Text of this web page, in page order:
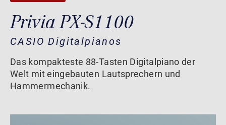
Privia PX-S1100
CASIO Digitalpianos
Das kompakteste 88-Tasten Digitalpiano der
Welt mit eingebauten Lautsprechern und
Hammermechanik.